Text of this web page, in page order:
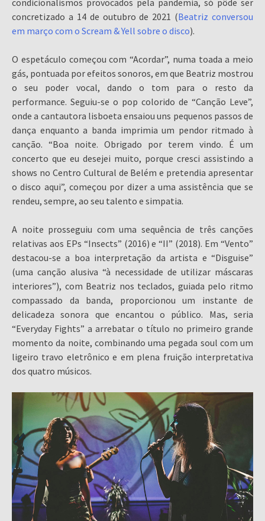
condicionalismos provocados pela pandemia, só pôde ser
concretizado a 14 de outubro de 2021 (Beatriz conversou
em março com o Scream & Yell sobre o disco).
O espetáculo começou com “Acordar”, numa toada a meio
gás, pontuada por efeitos sonoros, em que Beatriz mostrou
o seu poder vocal, dando o tom para o resto da
performance. Seguiu-se o pop colorido de “Canção Leve”,
onde a cantautora lisboeta ensaiou uns pequenos passos de
dança enquanto a banda imprimia um pendor ritmado à
canção. “Boa noite. Obrigado por terem vindo. É um
concerto que eu desejei muito, porque cresci assistindo a
shows no Centro Cultural de Belém e pretendia apresentar
o disco aqui”, começou por dizer a uma assistência que se
rendeu, sempre, ao seu talento e simpatia.
A noite prosseguiu com uma sequência de três canções
relativas aos EPs “Insects” (2016) e “II” (2018). Em “Vento”
destacou-se a boa interpretação da artista e “Disguise”
(uma canção alusiva “à necessidade de utilizar máscaras
interiores”), com Beatriz nos teclados, guiada pelo ritmo
compassado da banda, proporcionou um instante de
delicadeza sonora que encantou o público. Mas, seria
“Everyday Fights” a arrebatar o título no primeiro grande
momento da noite, combinando uma pegada soul com um
ligeiro travo eletrônico e em plena fruição interpretativa
dos quatro músicos.